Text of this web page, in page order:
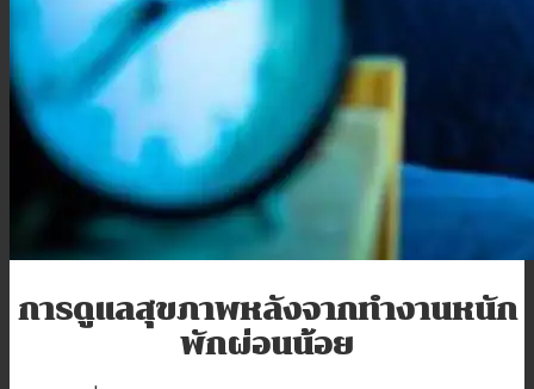
เข้าสู่ระบบตัวแทน
การดูแลสุขภาพหลังจากทำงานหนัก
พักผ่อนน้อย